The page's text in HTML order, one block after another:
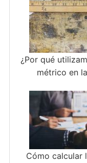
¿Por qué
métrico en
Cómo calcular